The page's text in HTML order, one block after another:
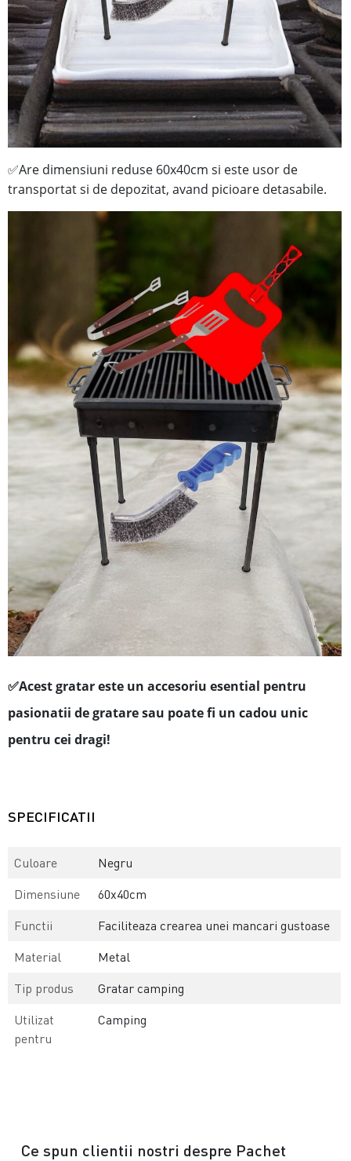
✅Are dimensiuni reduse 60x40cm si este usor de
transportat si de depozitat, avand picioare detasabile.
✅Acest gratar este un accesoriu esential pentru
pasionatii de gratare sau poate fi un cadou unic
pentru cei dragi!
SPECIFICATII
Culoare
Negru
Dimensiune
60x40cm
Functii
Faciliteaza crearea unei mancari gustoase
Material
Metal
Tip produs
Gratar camping
Utilizat
pentru
Camping
Ce spun clientii nostri despre Pachet